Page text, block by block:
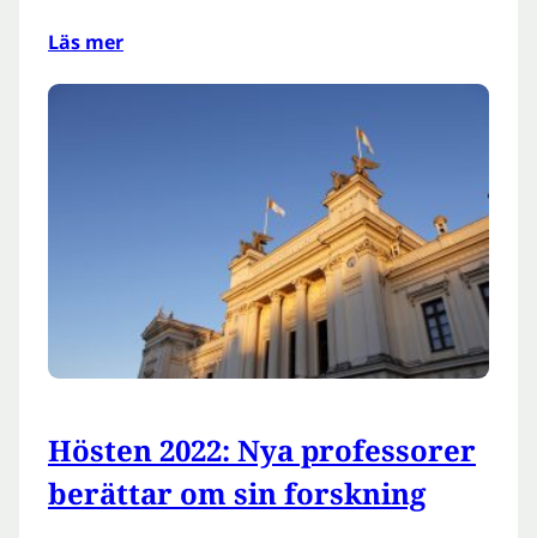
Läs mer
Hösten 2022: Nya professorer
berättar om sin forskning